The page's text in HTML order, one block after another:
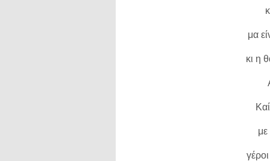
μα
κι η
με